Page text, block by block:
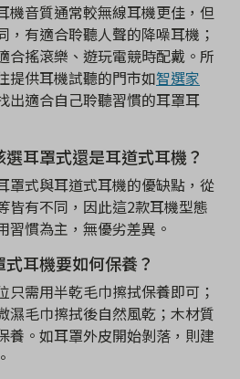
機音質通常較無線耳機更佳，但
，有適合聆聽人聲的降噪耳機；
合搖滾樂、遊玩電競時配戴。所
提供耳機試聽的門市如智選家
出適合自己聆聽習慣的耳罩耳
耳罩式還是耳道式耳機？
罩式與耳道式耳機的優缺點，從
皆有不同，因此這2款耳機型態
習慣為主，無優劣差異。
耳機要如何保養？
只需用半乾毛巾擦拭保養即可；
濕毛巾擦拭後自然風乾；木材質
養。如耳罩外皮開始剝落，則建